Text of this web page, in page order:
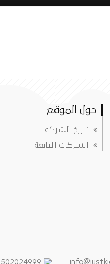
حول الموقع
تاريخ الشركة
الشركات التابعة